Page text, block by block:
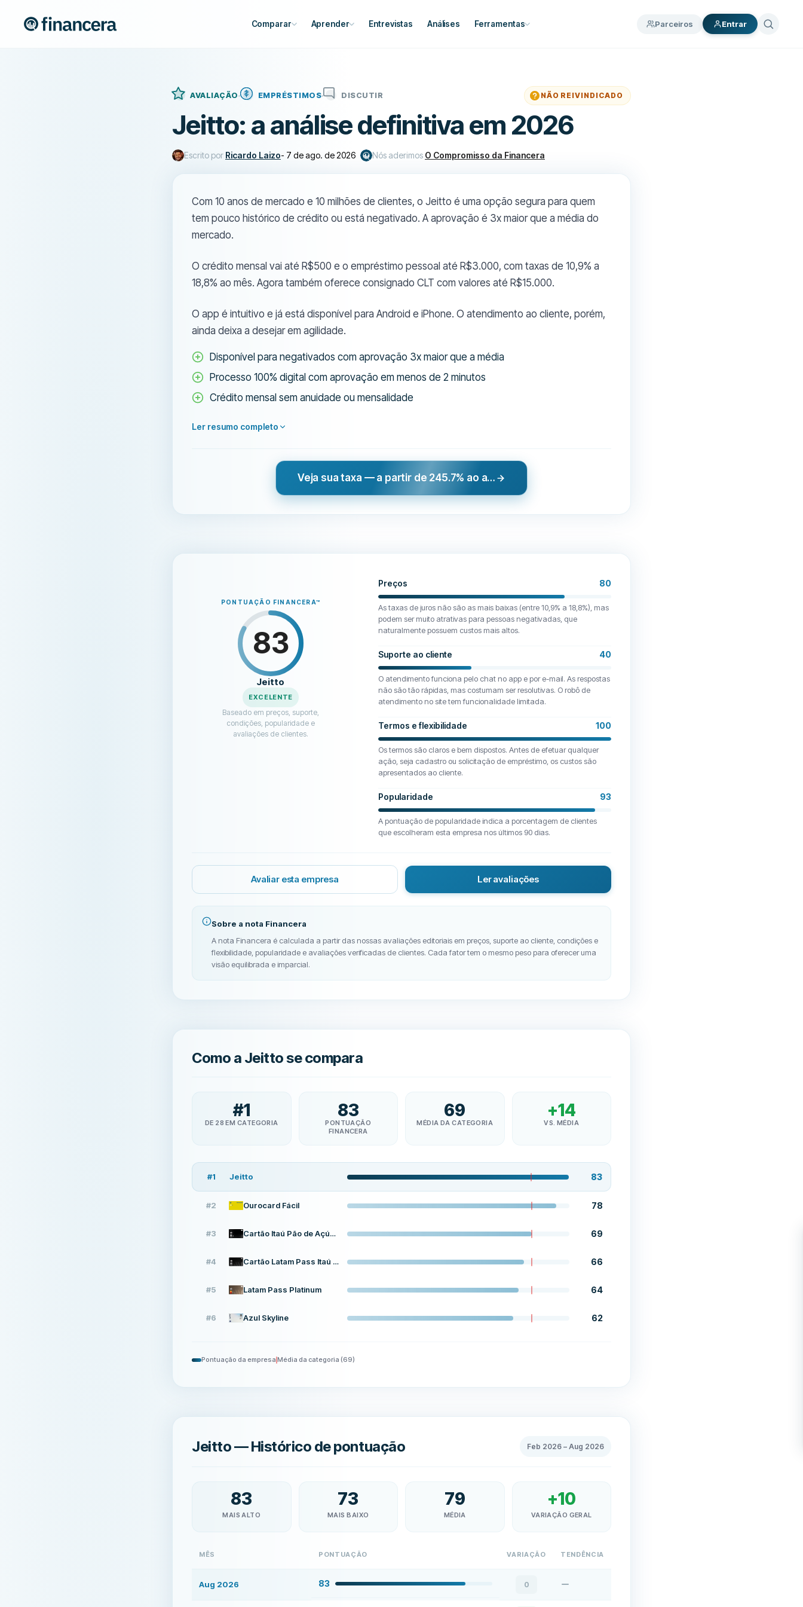
Comparar Aprender Entrevistas Análises Ferramentas Parceiros Entrar
AVALIAÇÃO EMPRÉSTIMOS DISCUTIR NÃO REIVINDICADO
Jeitto: a análise definitiva em 2026
Escrito por Ricardo Laizo- 7 de ago. de 2026 Nós aderimos O Compromisso da Financera
Com 10 anos de mercado e 10 milhões de clientes, o Jeitto é uma opção segura para quem
tem pouco histórico de crédito ou está negativado. A aprovação é 3x maior que a média do
mercado.
O crédito mensal vai até R$500 e o empréstimo pessoal até R$3.000, com taxas de 10,9% a
18,8% ao mês. Agora também oferece consignado CLT com valores até R$15.000.
O app é intuitivo e já está disponível para Android e iPhone. O atendimento ao cliente, porém,
ainda deixa a desejar em agilidade.
Disponível para negativados com aprovação 3x maior que a média
Processo 100% digital com aprovação em menos de 2 minutos
Crédito mensal sem anuidade ou mensalidade
Ler resumo completo
Veja sua taxa — a partir de 245.7% ao ano
PONTUAÇÃO FINANCERA™
83
Jeitto
EXCELENTE
Baseado em preços, suporte,
condições, popularidade e
avaliações de clientes.
Preços 80
As taxas de juros não são as mais baixas (entre 10,9% a 18,8%), mas
podem ser muito atrativas para pessoas negativadas, que
naturalmente possuem custos mais altos.
Suporte ao cliente 40
O atendimento funciona pelo chat no app e por e-mail. As respostas
não são tão rápidas, mas costumam ser resolutivas. O robô de
atendimento no site tem funcionalidade limitada.
Termos e flexibilidade 100
Os termos são claros e bem dispostos. Antes de efetuar qualquer
ação, seja cadastro ou solicitação de empréstimo, os custos são
apresentados ao cliente.
Popularidade 93
A pontuação de popularidade indica a porcentagem de clientes
que escolheram esta empresa nos últimos 90 dias.
Avaliar esta empresa Ler avaliações
Sobre a nota Financera
A nota Financera é calculada a partir das nossas avaliações editoriais em preços, suporte ao cliente, condições e
flexibilidade, popularidade e avaliações verificadas de clientes. Cada fator tem o mesmo peso para oferecer uma
visão equilibrada e imparcial.
Como a Jeitto se compara
#1
DE 28 EM CATEGORIA
83
PONTUAÇÃO
FINANCERA
69
MÉDIA DA CATEGORIA
+14
VS. MÉDIA
#1 Jeitto 83
#2 Ourocard Fácil 78
#3 Cartão Itaú Pão de Açúcar Black 69
#4 Cartão Latam Pass Itaú Black 66
#5 Latam Pass Platinum 64
#6 Azul Skyline 62
Pontuação da empresa Média da categoria (69)
Jeitto — Histórico de pontuação Feb 2026 – Aug 2026
83
MAIS ALTO
73
MAIS BAIXO
79
MÉDIA
+10
VARIAÇÃO GERAL
MÊS PONTUAÇÃO VARIAÇÃO TENDÊNCIA
Aug 2026 83 0